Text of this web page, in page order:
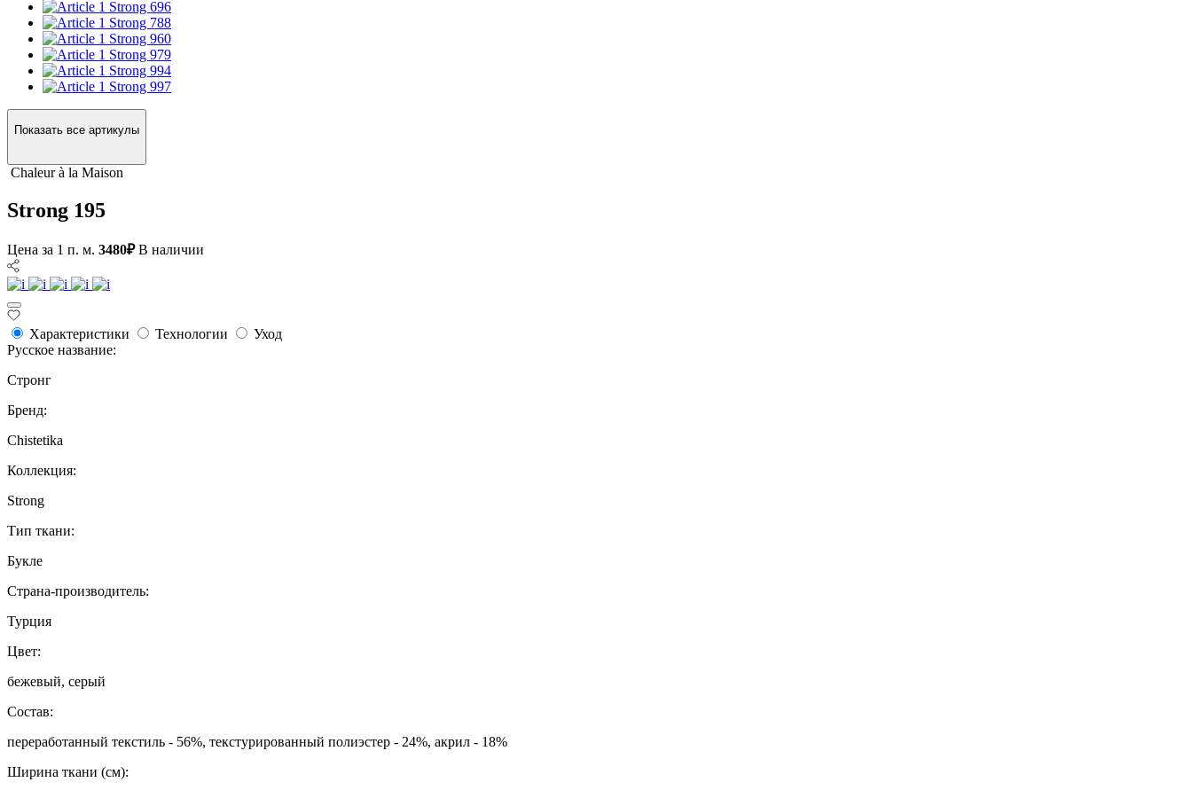
Strong 696
Strong 788
Strong 960
Strong 979
Strong 994
Strong 997
Показать все артикулы
Сhaleur à la Maison
Strong 195
Цена за 1 п. м. 3480₽ В наличии
Характеристики Технологии
Уход
Русское название:
Стронг
Бренд:
Chistetika
Коллекция:
Strong
Тип ткани:
Букле
Страна-производитель:
Турция
Цвет:
бежевый, серый
Состав:
переработанный текстиль - 56%, текстурированный полиэстер - 24%, акрил - 18%
Ширина ткани (см):